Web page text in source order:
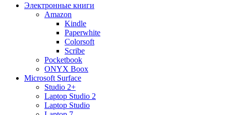
Электронные книги
Amazon
Kindle
Paperwhite
Colorsoft
Scribe
Pocketbook
ONYX Boox
Microsoft Surface
Studio 2+
Laptop Studio 2
Laptop Studio